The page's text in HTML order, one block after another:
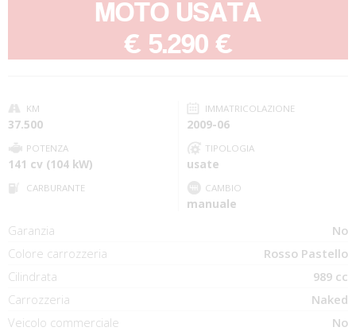
MOTO USATA
€ 5.290 €
KM
37.500
IMMATRICOLAZIONE
2009-06
POTENZA
141 cv (104 kW)
TIPOLOGIA
usate
CARBURANTE CAMBIO
manuale
Garanzia
No
Colore carrozzeria
Rosso Pastello
Cilindrata
989 cc
Carrozzeria
Naked
Veicolo commerciale
No